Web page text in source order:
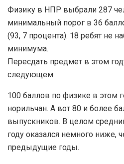
Физику в НПР выбрали 287
минимальный порог в 36
(93, 7 процента). 18 ребят не
минимума.
Пересдать предмет в этом
следующем.
100 баллов по физике в этом
норильчан. А вот 80 и более
выпускников. В целом
году оказался немного ниже,
предыдущие годы.